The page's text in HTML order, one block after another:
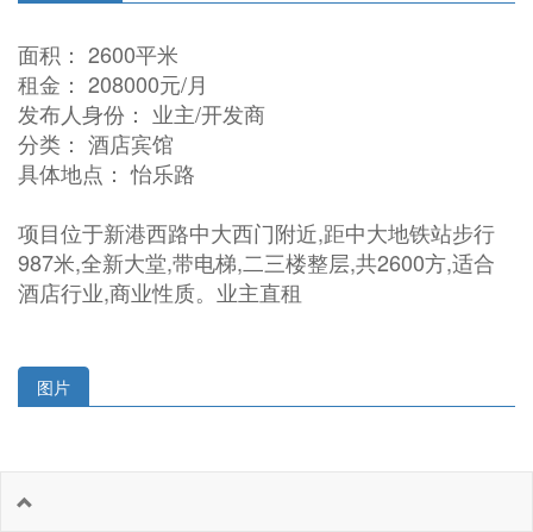
面积： 2600平米
租金： 208000元/月
发布人身份： 业主/开发商
分类： 酒店宾馆
具体地点： 怡乐路
项目位于新港西路中大西门附近,距中大地铁站步行
987米,全新大堂,带电梯,二三楼整层,共2600方,适合
酒店行业,商业性质。业主直租
图片